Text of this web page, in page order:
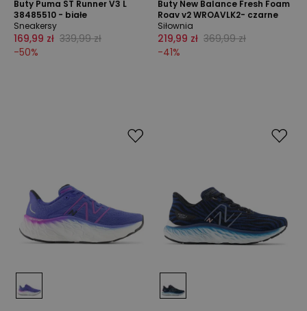
Buty Puma ST Runner V3 L
38485510 - białe
Sneakersy
169,99 zł 339,99 zł
-50%
Buty New Balance Fresh Foam
Roav v2 WROAVLK2- czarne
Siłownia
219,99 zł 369,99 zł
-41%